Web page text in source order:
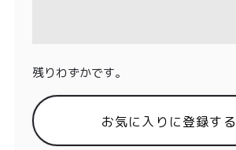
残りわずかです。
お気に入りに登録する